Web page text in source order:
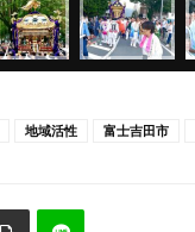
地域活性 富士吉田市